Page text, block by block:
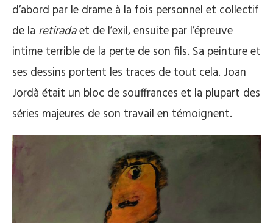
d’abord par le drame à la fois personnel et collectif
de la retiradaet de l’exil, ensuite par l’épreuve
intime terrible de la perte de son fils. Sa peinture et
ses dessins portent les traces de tout cela. Joan
Jordà était un bloc de souffrances et la plupart des
séries majeures de son travail en témoignent.